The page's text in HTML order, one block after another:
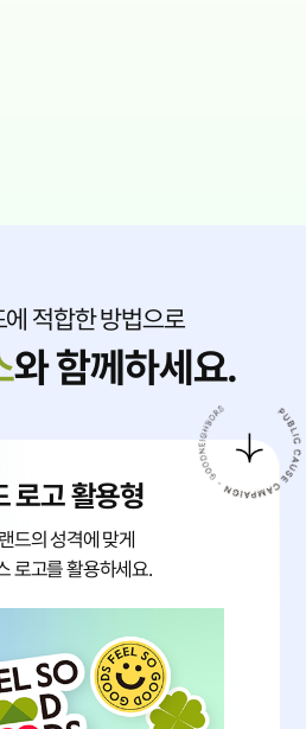
적합한 방법으로
와 함께하세요.
로고 활용형
드의 성격에 맞게
로고를 활용하세요.